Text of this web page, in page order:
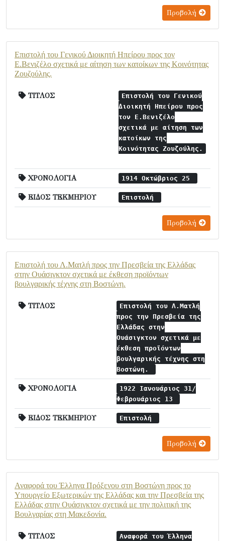
Προβολή
Επιστολή του Γενικού Διοικητή Ηπείρου προς τον
Ε.Βενιζέλο σχετικά με αίτηση των κατοίκων της Κοινότητας
Ζουζούλης.
ΤΙΤΛΟΣ
Επιστολή του Γενικού
Διοικητή Ηπείρου προς
τον Ε.Βενιζέλο
σχετικά με αίτηση των
κατοίκων της
Κοινότητας Ζουζούλης.
ΧΡΟΝΟΛΟΓΙΑ 1914 Οκτώβριος 25
ΕΙΔΟΣ ΤΕΚΜΗΡΙΟΥ Επιστολή
Προβολή
Επιστολή του Λ.Ματλή προς την Πρεσβεία της Ελλάδας
στην Ουάσιγκτον σχετικά με έκθεση προϊόντων
βουλγαρικής τέχνης στη Βοστώνη.
ΤΙΤΛΟΣ
Επιστολή του Λ.Ματλή
προς την Πρεσβεία της
Ελλάδας στην
Ουάσιγκτον σχετικά με
έκθεση προϊόντων
βουλγαρικής τέχνης στη
Βοστώνη.
ΧΡΟΝΟΛΟΓΙΑ
1922 Ιανουάριος 31/
Φεβρουάριος 13
ΕΙΔΟΣ ΤΕΚΜΗΡΙΟΥ Επιστολή
Προβολή
Αναφορά του Έλληνα Πρόξενου στη Βοστώνη προς το
Υπουργείο Εξωτερικών της Ελλάδας και την Πρεσβεία της
Ελλάδας στην Ουάσιγκτον σχετικά με την πολιτική της
Βουλγαρίας στη Μακεδονία.
ΤΙΤΛΟΣ
Αναφορά του Έλληνα